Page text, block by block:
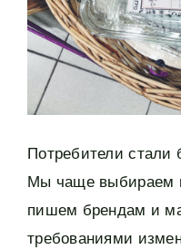
Потребители стали
Мы чаще выбираем
пишем брендам и
требованиями